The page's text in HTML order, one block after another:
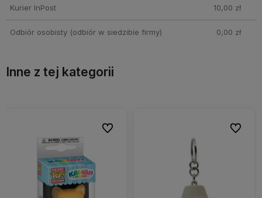
Kurier InPost 10,00 zł
Odbiór osobisty(odbiór w siedzibie firmy) 0,00 zł
Inne z tej kategorii
Do ulubionych
Do ulubionych Do
Do